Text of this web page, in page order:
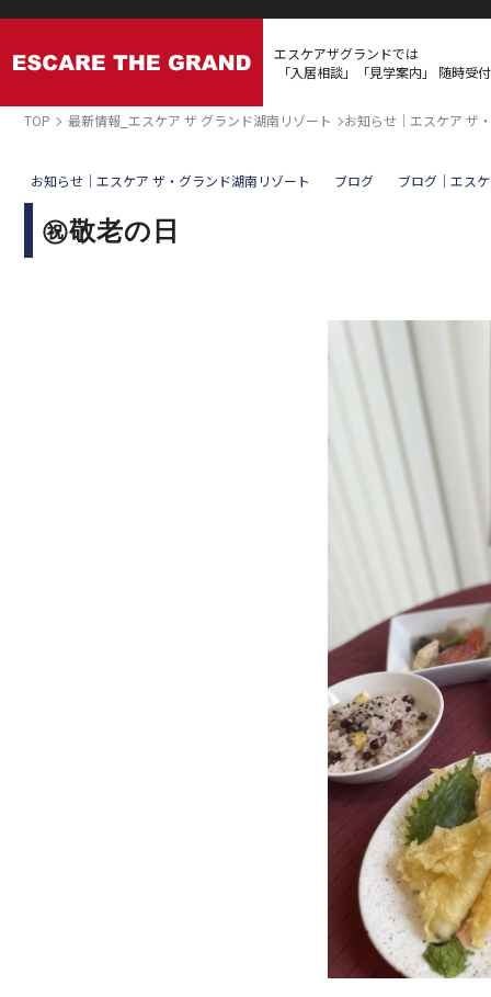
エスケアザグランドでは
「入居相談」「見学案内」
随時受
TOP 最新情報_エスケア ザ グランド湖南リゾート お知らせ｜エスケア ザ
お知らせ｜エスケア ザ・グランド湖南リゾート ブログ ブログ｜エス
㊗敬老の日